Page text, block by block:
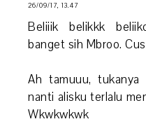
26/09/17, 13.47
Beliiik belikkk
banget sih Mbroo.
Ah tamuuu,
nanti alisku terlalu
Wkwkwkwk